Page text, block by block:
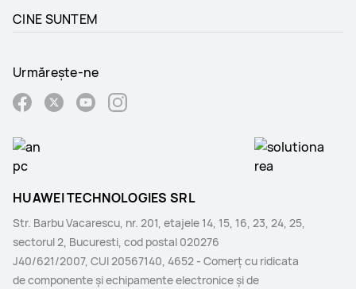
CINE SUNTEM
Urmărește-ne
HUAWEI TECHNOLOGIES SRL
Str. Barbu Vacarescu, nr. 201, etajele 14, 15, 16, 23, 24, 25,
sectorul 2, Bucuresti, cod postal 020276
J40/621/2007, CUI 20567140, 4652 - Comerţ cu ridicata
de componente şi echipamente electronice şi de